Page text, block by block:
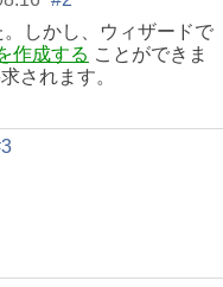
しかし、ウィザードで
作成する ことができま
されます。